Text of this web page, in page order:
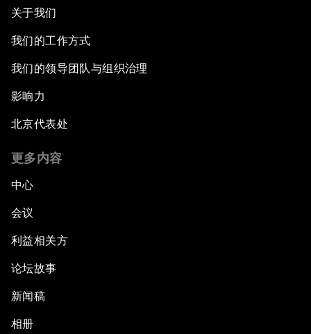
关于我们
我们的工作方式
我们的领导团队与组织治理
影响力
北京代表处
更多内容
中心
会议
利益相关方
论坛故事
新闻稿
相册